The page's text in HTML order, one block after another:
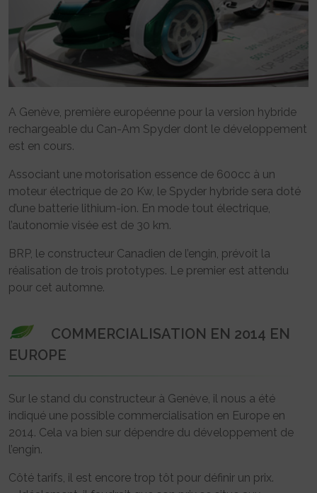
A Genève, première européenne pour la version hybride
rechargeable du Can-Am Spyder dont le développement
est en cours.
Associant une motorisation essence de 600cc à un
moteur électrique de 20 Kw, le Spyder hybride sera doté
d’une batterie lithium-ion. En mode tout électrique,
l’autonomie visée est de 30 km.
BRP, le constructeur Canadien de l’engin, prévoit la
réalisation de trois prototypes. Le premier est attendu
pour cet automne.
COMMERCIALISATION EN 2014 EN
EUROPE
Sur le stand du constructeur à Genève, il nous a été
indiqué une possible commercialisation en Europe en
2014. Cela va bien sur dépendre du développement de
l’engin.
Côté tarifs, il est encore trop tôt pour définir un prix.